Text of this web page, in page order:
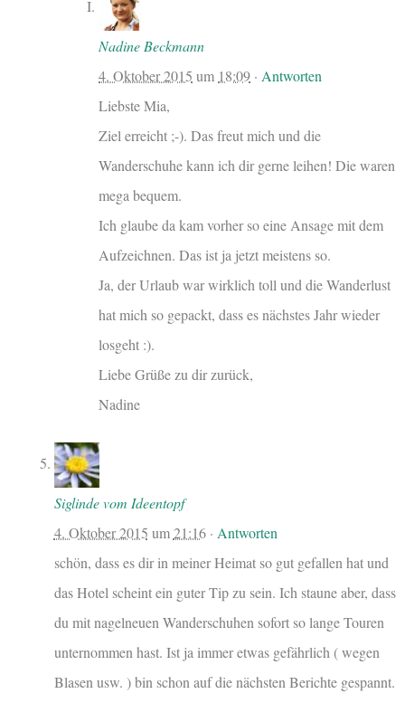
Nadine Beckmann
4. Oktober 2015 um 18:09 ·Antworten
Liebste Mia,
Ziel erreicht ;-). Das freut mich und die
Wanderschuhe kann ich dir gerne leihen! Die waren
mega bequem.
Ich glaube da kam vorher so eine Ansage mit dem
Aufzeichnen. Das ist ja jetzt meistens so.
Ja, der Urlaub war wirklich toll und die Wanderlust
hat mich so gepackt, dass es nächstes Jahr wieder
losgeht :).
Liebe Grüße zu dir zurück,
Nadine
Siglinde vom Ideentopf
4. Oktober 2015 um21:16· Antworten
schön, dass es dir in meiner Heimat so gut gefallen hat und
das Hotel scheint ein guter Tip zu sein. Ich staune aber, dass
du mit nagelneuen Wanderschuhen sofort so lange Touren
unternommen hast. Ist ja immer etwas gefährlich ( wegen
Blasen usw. ) bin schon auf die nächsten Berichte gespannt.